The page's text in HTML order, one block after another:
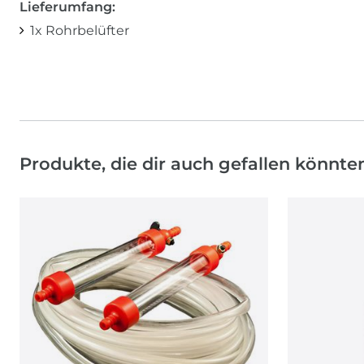
Lieferumfang:
1x Rohrbelüfter
Produkte, die dir auch gefallen